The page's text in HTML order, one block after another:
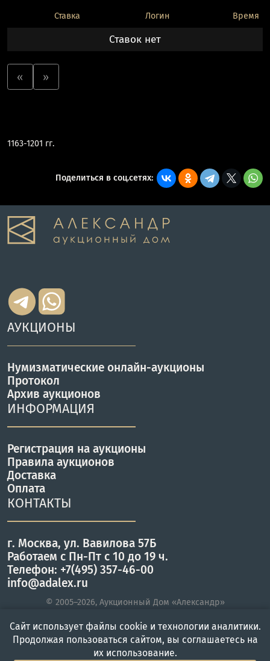
Ставка Логин Время
Ставок нет
« »
1163-1201 гг.
Поделиться в соц.сетях:
АУКЦИОНЫ
Нумизматические онлайн-аукционы
Протокол
Архив аукционов
ИНФОРМАЦИЯ
Регистрация на аукционы
Правила аукционов
Доставка
Оплата
КОНТАКТЫ
г. Москва, ул. Вавилова 57Б
Работаем с Пн-Пт с 10 до 19 ч.
Телефон: +7(495) 357-46-00
info@adalex.ru
© 2005–2026, Аукционный Дом «Александр»
Сайт использует файлы cookie и технологии аналитики.
Продолжая пользоваться сайтом, вы соглашаетесь на
их использование.
Главная Войти Меню